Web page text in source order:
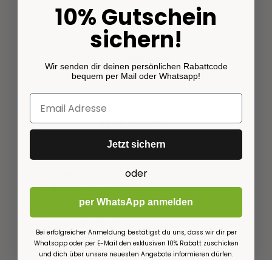
Hervorragend
4,47Rating
129
Verified Customer
Merry Zimt 50 Portionen
10% Gutschein
sichern!
Wir senden dir deinen persönlichen Rabattcode
bequem per Mail oder Whatsapp!
Jetzt sichern
oder
per WhatsApp anmelden
Bei erfolgreicher Anmeldung bestätigst du uns, dass wir dir per
Whatsapp oder per E-Mail den exklusiven 10% Rabatt zuschicken
und dich über unsere neuesten Angebote informieren dürfen.